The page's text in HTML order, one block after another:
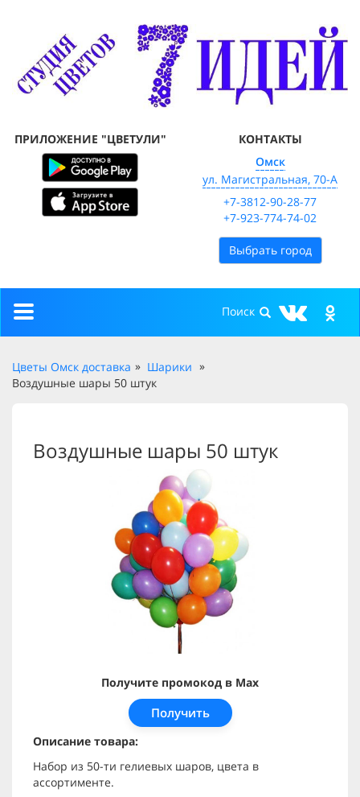
ПРИЛОЖЕНИЕ "ЦВЕТУЛИ"
КОНТАКТЫ
Омск
ул. Магистральная, 70-А
+7-3812-90-28-77
+7-923-774-74-02
Выбрать город
Toggle
Цветы Омск доставка
Шарики
Воздушные шары 50 штук
Воздушные шары 50 штук
Получите промокод в Max
Получить
Описание товара:
Набор из 50-ти гелиевых шаров, цвета в
ассортименте.